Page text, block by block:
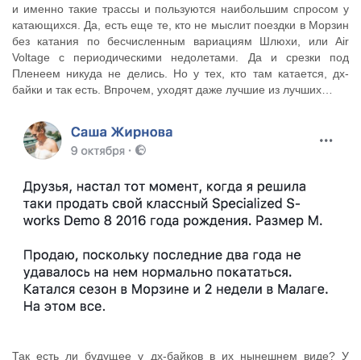
и именно такие трассы и пользуются наибольшим спросом у
катающихся. Да, есть еще те, кто не мыслит поездки в Морзин
без катания по бесчисленным вариациям Шлюхи, или Air
Voltage с периодическими недолетами. Да и срезки под
Пленеем никуда не делись. Но у тех, кто там катается, дх-
байки и так есть. Впрочем, уходят даже лучшие из лучших…
Так есть ли будущее у дх-байков в их нынешнем виде? У